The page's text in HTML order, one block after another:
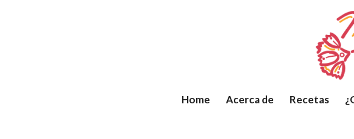
Home Acerca de Recetas